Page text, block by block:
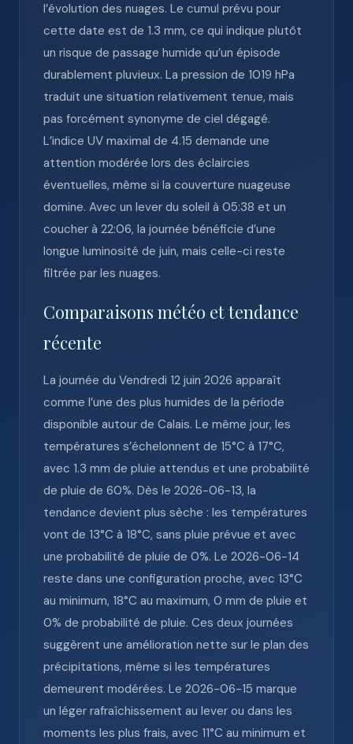
l’évolution des nuages. Le cumul prévu pour
cette date est de 1.3 mm, ce qui indique plutôt
un risque de passage humide qu’un épisode
durablement pluvieux. La pression de 1019 hPa
traduit une situation relativement tenue, mais
pas forcément synonyme de ciel dégagé.
L’indice UV maximal de 4.15 demande une
attention modérée lors des éclaircies
éventuelles, même si la couverture nuageuse
domine. Avec un lever du soleil à 05:38 et un
coucher à 22:06, la journée bénéficie d’une
longue luminosité de juin, mais celle-ci reste
filtrée par les nuages.
Comparaisons météo et tendance
récente
La journée du Vendredi 12 juin 2026 apparaît
comme l’une des plus humides de la période
disponible autour de Calais. Le même jour, les
températures s’échelonnent de 15°C à 17°C,
avec 1.3 mm de pluie attendus et une probabilité
de pluie de 60%. Dès le 2026-06-13, la
tendance devient plus sèche : les températures
vont de 13°C à 18°C, sans pluie prévue et avec
une probabilité de pluie de 0%. Le 2026-06-14
reste dans une configuration proche, avec 13°C
au minimum, 18°C au maximum, 0 mm de pluie et
0% de probabilité de pluie. Ces deux journées
suggèrent une amélioration nette sur le plan des
précipitations, même si les températures
demeurent modérées. Le 2026-06-15 marque
un léger rafraîchissement au lever ou dans les
moments les plus frais, avec 11°C au minimum et